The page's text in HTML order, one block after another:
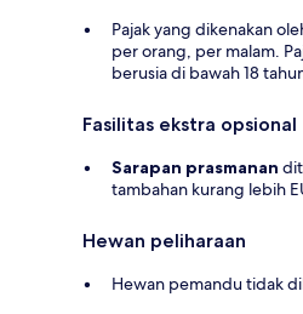
Pajak yang dikenakan
per orang, per malam.
berusia di bawah 18
Fasilitas ekstra opsional
Sarapan prasmanan
tambahan kurang lebih
Hewan peliharaan
Hewan pemandu tidak